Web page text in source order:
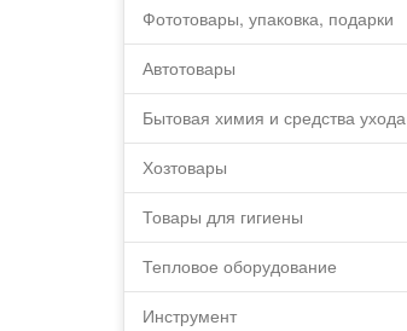
Фототовары, упаковка, подарки
Автотовары
Бытовая химия и средства ухода
Хозтовары
Товары для гигиены
Тепловое оборудование
Инструмент